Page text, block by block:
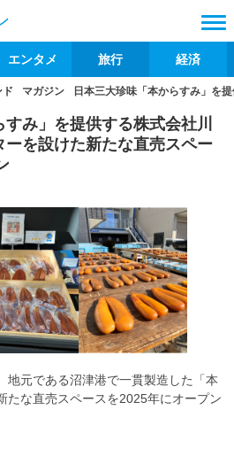
エンタメ 旅行 経済
ド マガジン 日本三大珍味「本からすみ」を
み」を提供する株式会社川
を設けた新たな直売スペー
地元である沼津港で一貫製造した「本
たな直売スペースを2025年にオープン